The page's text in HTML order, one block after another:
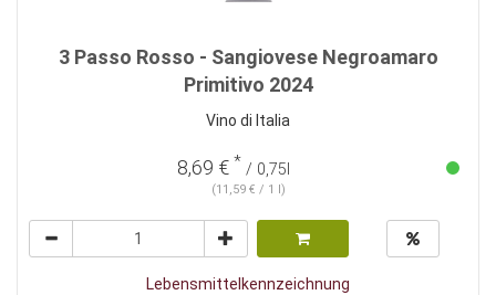
3 Passo Rosso - Sangiovese Negroamaro
Primitivo 2024
Vino di Italia
8,69 € * / 0,75l
(11,59 € / 1 l)
Lebensmittelkennzeichnung